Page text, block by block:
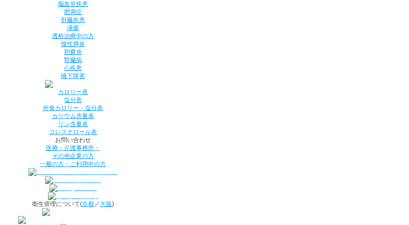
脳血管疾患
肥満症
肝臓疾患
潰瘍
透析治療中の方
慢性膵炎
胆嚢炎
腎臓病
心疾患
嚥下障害
カロリー表
塩分表
外食カロリー・塩分表
カリウム含量表
リン含量表
コレステロール表
お問い合わせ
医療・介護事務所・
その他企業の方
一般の方・ご利用中の方
衛生管理について(京都／大阪)